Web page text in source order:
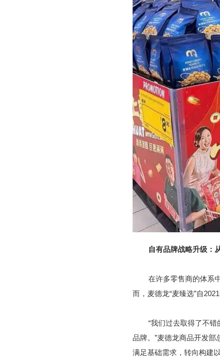
自有品牌战略升级：
在许多零售商的体系
而，麦德龙“麦臻选”自
“我们过去取得了不
品牌。”麦德龙商品开发
满足基础需求，转向构建